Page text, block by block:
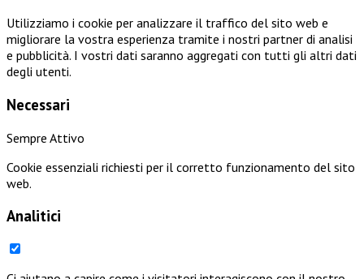
Utilizziamo i cookie per analizzare il traffico del sito web e
migliorare la vostra esperienza tramite i nostri partner di analisi
e pubblicità. I vostri dati saranno aggregati con tutti gli altri dati
degli utenti.
Necessari
Sempre Attivo
Cookie essenziali richiesti per il corretto funzionamento del sito
web.
Analitici